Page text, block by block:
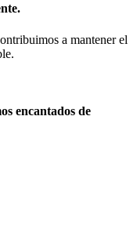
a mantener el
encantados de